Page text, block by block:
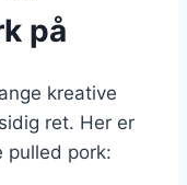
på
kreative
ret. Her er
pulled pork: